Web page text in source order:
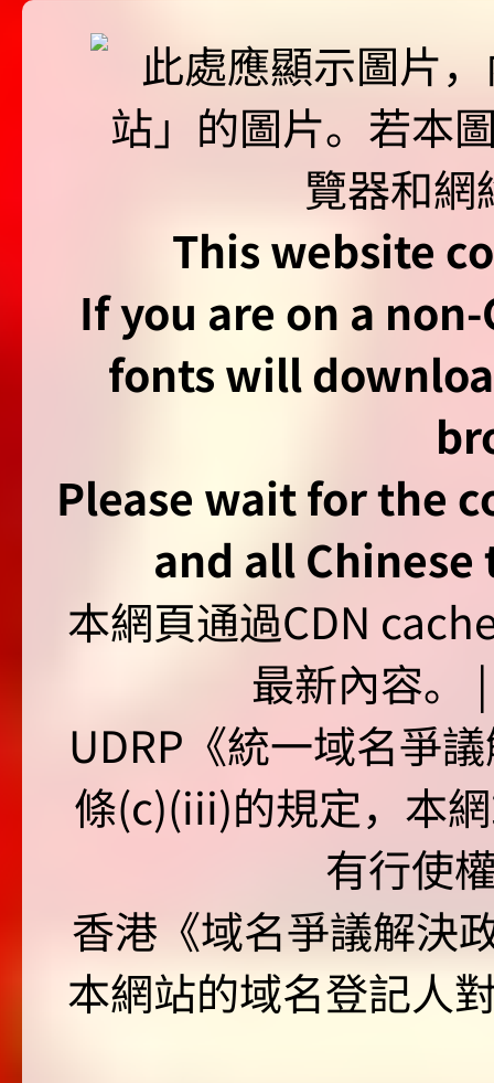
This website
If you are on a
fonts will
Please wait for the
and all
本網頁通過CDN
最新內容。
UDRP《統一域名爭
條(c)(iii)的規定，本
有行使
香港《域名爭議解決
本網站的域名登記人